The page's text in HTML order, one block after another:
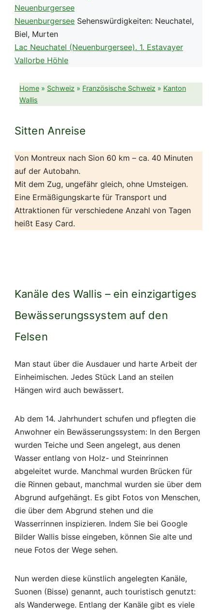
Neuenburgersee
Neuenburgersee Sehenswürdigkeiten: Neuchatel,
Biel, Murten
Lac Neuchatel (Neuenburgersee). 1. Estavayer
Vallorbe Höhle
Home » Schweiz » Französische Schweiz » Kanton
Wallis
Sitten Anreise
Von Montreux nach Sion 60 km – ca. 40 Minuten
auf der Autobahn.
Mit dem Zug, ungefähr gleich, ohne Umsteigen.
Eine Ermäßigungskarte für Transport und
Attraktionen für verschiedene Anzahl von Tagen
heißt Easy Card.
Kanäle des Wallis – ein einzigartiges
Bewässerungssystem auf den
Felsen
Man staut über die Ausdauer und harte Arbeit der
Einheimischen. Jedes Stück Land an steilen
Hängen wird auch bewässert.
Ab dem 14. Jahrhundert schufen und pflegten die
Anwohner ein Bewässerungssystem: In den Bergen
wurden Teiche und Seen angelegt, aus denen
Wasser entlang von Holz- und Steinrinnen
abgeleitet wurde. Manchmal wurden Brücken für
die Rinnen gebaut, manchmal wurden sie über dem
Abgrund aufgehängt. Es gibt Fotos von Menschen,
die über dem Abgrund stehen und die
Wasserrinnen inspizieren. Indem Sie bei Google
Bilder Wallis bisse eingeben, können Sie alte und
neue Fotos der Wege sehen.
Nun werden diese künstlich angelegten Kanäle,
Suonen (Bisse) genannt, auch touristisch genutzt:
als Wanderwege. Entlang der Kanäle gibt es viele